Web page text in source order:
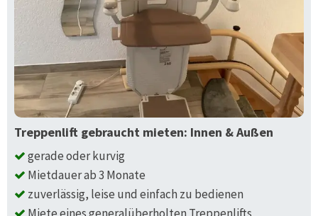
Treppenlift gebraucht mieten: Innen & Außen
gerade oder kurvig
Mietdauer ab 3 Monate
zuverlässig, leise und einfach zu bedienen